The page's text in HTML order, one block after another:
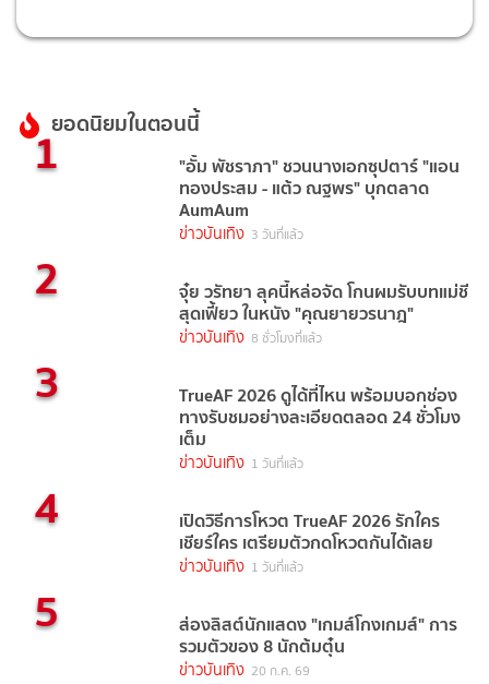
ยอดนิยมในตอนนี้
1 "อั้ม พัชราภา" ชวนนางเอกซุปตาร์ "แอน
ทองประสม - แต้ว ณฐพร" บุกตลาด
AumAum
ข่าวบันเทิง 3 วันที่แล้ว
2 จุ๋ย วรัทยา ลุคนี้หล่อจัด โกนผมรับบทแม่ชี
สุดเฟี้ยว ในหนัง "คุณยายวรนาฎ"
ข่าวบันเทิง 8 ชั่วโมงที่แล้ว
3 TrueAF 2026 ดูได้ที่ไหน พร้อมบอกช่อง
ทางรับชมอย่างละเอียดตลอด 24 ชั่วโมง
เต็ม
ข่าวบันเทิง 1 วันที่แล้ว
4 เปิดวิธีการโหวต TrueAF 2026 รักใคร
เชียร์ใคร เตรียมตัวกดโหวตกันได้เลย
ข่าวบันเทิง 1 วันที่แล้ว
5 ส่องลิสต์นักแสดง "เกมส์โกงเกมส์" การ
รวมตัวของ 8 นักต้มตุ๋น
ข่าวบันเทิง 20 ก.ค. 69